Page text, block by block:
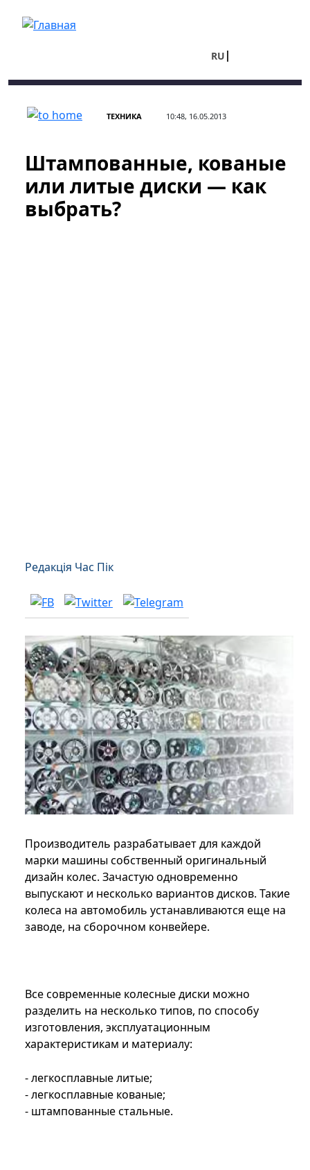
RU
ТЕХНИКА 10:48, 16.05.2013
Штампованные, кованые
или литые диски — как
выбрать?
Редакція Час Пік
Производитель разрабатывает для каждой
марки машины собственный оригинальный
дизайн колес. Зачастую одновременно
выпускают и несколько вариантов дисков. Такие
колеса на автомобиль устанавливаются еще на
заводе, на сборочном конвейере.
Все современные колесные диски можно
разделить на несколько типов, по способу
изготовления, эксплуатационным
характеристикам и материалу:
- легкосплавные литые;
- легкосплавные кованые;
- штампованные стальные.